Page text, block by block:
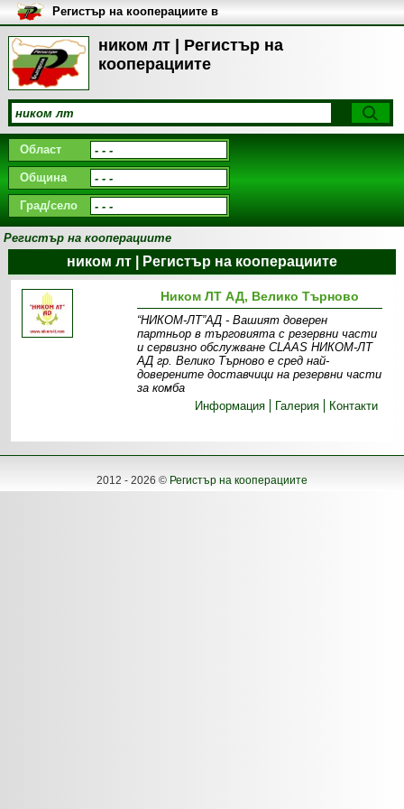
ником лт | Регистър на
кооперациите
Регистър на кооперациите в
България
Област
Община
Град/село
Регистър на кооперациите
ником лт | Регистър на кооперациите
Ником ЛТ АД, Велико Търново
“НИКОМ-ЛТ”АД - Вашият доверен
партньор в търговията с резервни части
и сервизно обслужване CLAAS НИКОМ-ЛТ
АД гр. Велико Търново е сред най-
доверените доставчици на резервни части
за комба
Информация
Галерия Контакти
2012 - 2026 © Регистър на кооперациите